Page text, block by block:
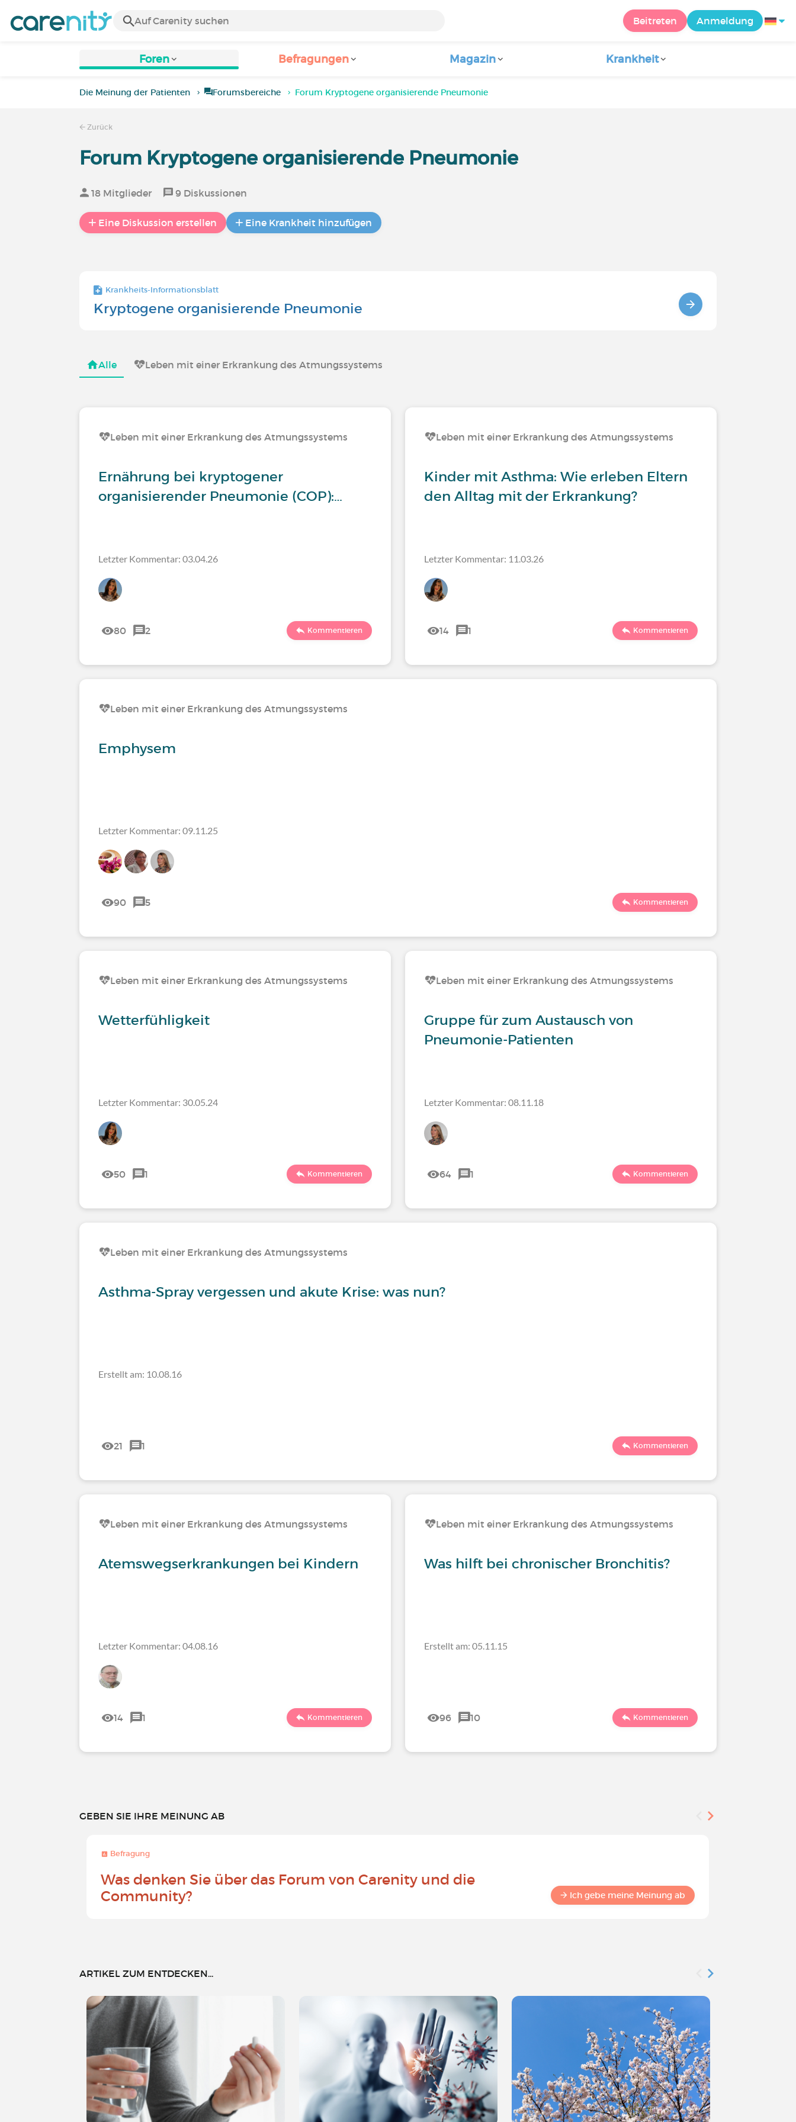
Beitreten Anmeldung
Foren Befragungen Magazin Krankheit
Die Meinung der Patienten Forumsbereiche Forum Kryptogene organisierende Pneumonie
Zurück
Forum Kryptogene organisierende Pneumonie
18 Mitglieder 9 Diskussionen
Eine Diskussion erstellen Eine Krankheit hinzufügen
Krankheits-Informationsblatt
Kryptogene organisierende Pneumonie
Alle Leben mit einer Erkrankung des Atmungssystems
Leben mit einer Erkrankung des Atmungssystems
Ernährung bei kryptogener
organisierender Pneumonie (COP):…
Letzter Kommentar: 03.04.26
80 2 Kommentieren
Leben mit einer Erkrankung des Atmungssystems
Kinder mit Asthma: Wie erleben Eltern
den Alltag mit der Erkrankung?
Letzter Kommentar: 11.03.26
14 1 Kommentieren
Leben mit einer Erkrankung des Atmungssystems
Emphysem
Letzter Kommentar: 09.11.25
90 5 Kommentieren
Leben mit einer Erkrankung des Atmungssystems
Wetterfühligkeit
Letzter Kommentar: 30.05.24
50 1 Kommentieren
Leben mit einer Erkrankung des Atmungssystems
Gruppe für zum Austausch von
Pneumonie-Patienten
Letzter Kommentar: 08.11.18
64 1 Kommentieren
Leben mit einer Erkrankung des Atmungssystems
Asthma-Spray vergessen und akute Krise: was nun?
Erstellt am: 10.08.16
21 1 Kommentieren
Leben mit einer Erkrankung des Atmungssystems
Atemswegserkrankungen bei Kindern
Letzter Kommentar: 04.08.16
14 1 Kommentieren
Leben mit einer Erkrankung des Atmungssystems
Was hilft bei chronischer Bronchitis?
Erstellt am: 05.11.15
96 10 Kommentieren
GEBEN SIE IHRE MEINUNG AB
Befragung
Was denken Sie über das Forum von Carenity und die
Community?
Ich gebe meine Meinung ab
ARTIKEL ZUM ENTDECKEN...